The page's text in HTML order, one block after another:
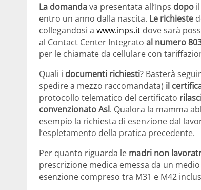
La domandava presentata all’Inps dopo
entro un anno dalla nascita. Le richieste
collegandosi a www.inps.it dove sarà
al Contact Center Integrato al numero
per le chiamate da cellulare con
Quali i documenti richiesti? Basterà
spedire a mezzo raccomandata) il
protocollo telematico del certificato
convenzionato Asl. Qualora la mamma
esempio la richiesta di esenzione dal
l’espletamento della pratica precedente.
Per quanto riguarda le madri non
prescrizione medica emessa da un
esenzione compreso tra M31 e M42